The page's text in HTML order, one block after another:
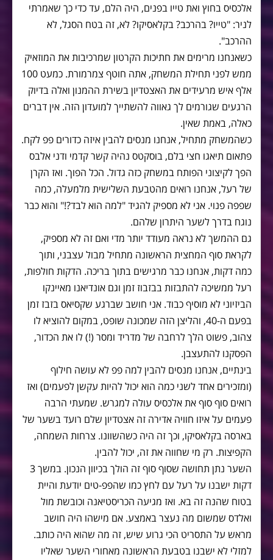
אלכסיס בחוץ ואת טייו בפנים, היה הלם, עד כדי כך שאמרתי
לניר: "טייו? בהרכב? בקלאסיקו? לא, זה בטח הסגל, לא
ההרכב".
כשאנחנו מרימים את חתיכות הקרטון שמרכיבות את המוזאיק
ממש לפני תחילת המשחק, אתה חוטף צמרמורת. כמעט 100
אלף איש מרעידים את האצטדיון בשירת ההמנון ואלה בדיוק
הרגעים שגורמים לך גאווה להשתייך למועדון הזה. אין דברים
כאלה, באמת שאין.
כשהמשחק מתחיל, אנחנו מנסים להבין איזה כדורים פפ לקח.
פתאום תיאגו חצי בלם, בוסקטס נהיה קשר קדמי ודני אלבס
הפך לקיצוני הפותח במשחק כזה גדול. הכל הפוך. ואז הקרן
של רעל, אנחנו רואים מהטבעת השלישית מלמעלה, כמה
שפפה פנוי. אני לא מספיק להגיד "למה הוא לבד?!" והוא כבר
נוגח בדרך לשער היתרון שלהם.
גם ההמשך לא נראה מעודד יותר מדי ואם זה לא מספיק,
לקראת סוף המחצית הראשונה מתחיל מבול עצבני, ותוך
כמה דקות, אנחנו כבר מרגישים בתוך בריכה. הדקות חולפות,
רעל ממשיכה להתבזות בבזבוז זמן וגם אונדיאנו מאיינקו
הביזיוני לא מוסיף כבוד. אני חושב שברגע שקסיאס בזבז זמן
בפעם ה-40, והליצן הזה שמכונה שופט, במקום להוציא לו
צהוב, פשוט הלך לרחבה של מדריד ומסר (!) לו את הכדור,
הפסקנו להתעצבן.
בינתיים, אנחנו מנסים להבין למה פפ לא עושה חילוף
(ומזכירים אחד לשני כמה הוא יכול להיות עקשן לפעמים) ואז
רואים סוף סוף את אלכסיס עולה למגרש. שמעתי הרבה
פעמים על איזו חוויה אדירה זה אצטדיון שלם רועד בשער של
בארסה בקלאסיקו, וכך זה היה כשהשוונו. צרחות השמחה,
הקפיצות. רק מי שחווה את זה, יכול להבין.
השער נתן תחושה שסוף סוף זה הולך בכיוון הנכון. במשך 3
דקות ישבנו על רעל עם לחץ כמו שהפפ-טים יודעת והיית
בטוח שהנה זה בא. ואז מגיעה הכריסטיאנה וכובשת מול
ואלדס שמשום מה נעצר באמצע. אם מישהו היה חושב
מראש על התסריט הכי גרוע שיש, זה מה שהוא היה כותב.
למזלי לא ישבנו בטבעת הראשונה מאחורי השער שאליו